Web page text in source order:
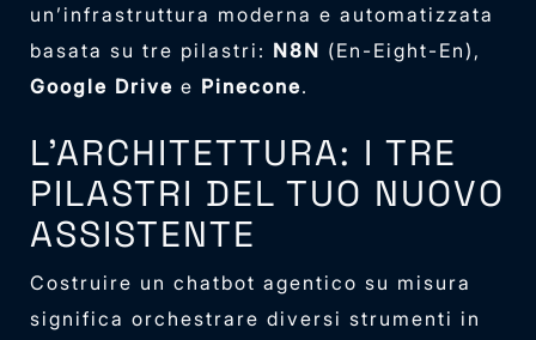
un’infrastruttura moderna e automatizzata
basata su tre pilastri: N8N (En-Eight-En),
Google Drive e Pinecone.
L’ARCHITETTURA: I TRE
PILASTRI DEL TUO NUOVO
ASSISTENTE
Costruire un chatbot agentico su misura
significa orchestrare diversi strumenti in